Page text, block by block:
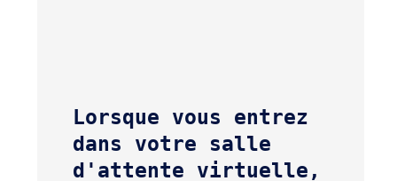
Lorsque vous entrez
dans votre salle
d'attente virtuelle,